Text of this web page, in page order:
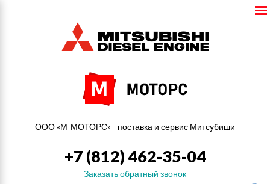
ООО «М-МОТОРС» - поставка и сервис Митсубиши
+7 (812) 462-35-04
Заказать обратный звонок